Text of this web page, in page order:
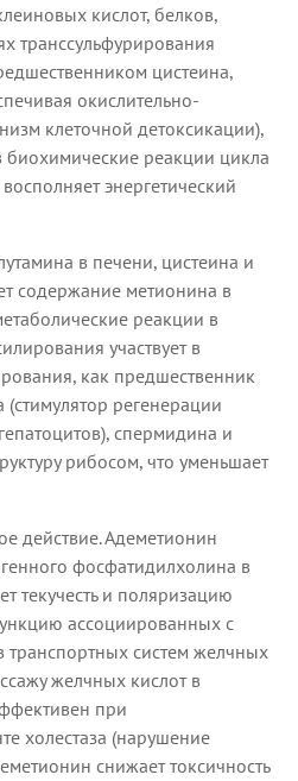
кислот, белков,
транссульфурирования
цистеина,
окислительно-
клеточной детоксикации),
биохимические реакции цикла
энергетический
в печени, цистеина и
содержание метионина в
реакции в
участвует в
как предшественник
регенерации
спермидина и
рибосом, что уменьшает
действие. Адеметионин
фосфатидилхолина в
текучесть и поляризацию
ассоциированных с
транспортных систем желчных
желчных кислот в
при
холестаза (нарушение
снижает токсичность